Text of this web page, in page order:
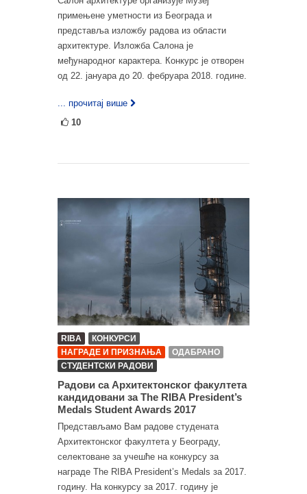
примењене уметности из Београда и
представља изложбу радова из области
архитектуре. Изложба Салона је
међународног карактера. Конкурс је отворен
од 22. јануара до 20. фебруара 2018. године.
... прочитај више
10
RIBA
КОНКУРСИ
НАГРАДЕ И ПРИЗНАЊА
ОДАБРАНО
СТУДЕНТСКИ РАДОВИ
Радови са Архитектонског факултета
кандидовани за The RIBA President’s
Medals Student Awards 2017
Представљамо Вам радове студената
Архитектонског факултета у Београду,
селектоване за учешће на конкурсу за
награде The RIBA President’s Medals за 2017.
годину. На конкурсу за 2017. годину је